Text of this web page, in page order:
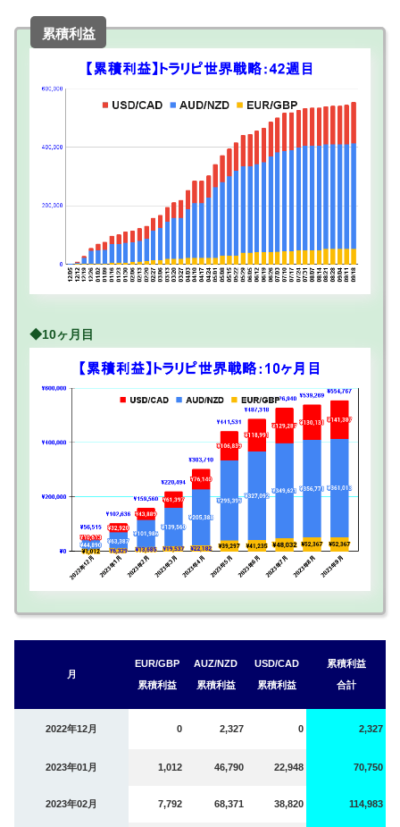
累積利益
◆10ヶ月目
月
EUR/GBP
累積利益
AUZ/NZD
累積利益
USD/CAD
累積利益
累積利益
合計
2022年12月 0 2,327 0 2,327
2023年01月 1,012 46,790 22,948 70,750
2023年02月 7,792 68,371 38,820 114,983